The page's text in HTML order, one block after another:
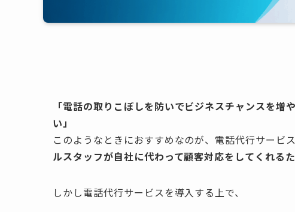
「電話の取りこぼしを防いでビジネスチャンスを
い」
このようなときにおすすめなのが、電話代行サービス
ルスタッフが自社に代わって顧客対応をしてくれる
しかし電話代行サービスを導入する上で、